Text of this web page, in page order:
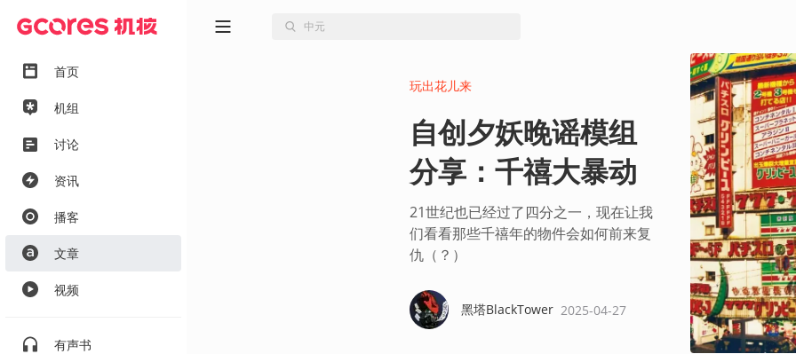
首页
机组
讨论
资讯
播客
文章
视频
有声书
玩出花儿来
自创夕妖晚谣模组
分享：千禧大暴动
21世纪也已经过了四分之一，现在让我
们看看那些千禧年的物件会如何前来复
仇（？）
黑塔BlackTower 2025-04-27